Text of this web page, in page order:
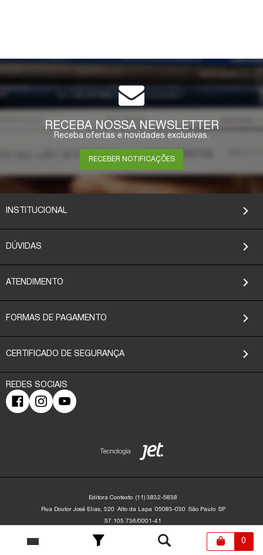
0
RECEBA NOSSA NEWSLETTER
Receba ofertas e novidades exclusivas.
RECEBER NOTIFICAÇÕES
INSTITUCIONAL
DÚVIDAS
ATENDIMENTO
FORMAS DE PAGAMENTO
CERTIFICADO DE SEGURANÇA
Editora Contexto (11) 3832-5838
Rua Doutor José Elias, 520 Alto da Lapa 05083-030 São Paulo SP
57.105.736/0001-41
Lapa - São Paulo/SP - 05083-030 | contato@editoracontexto.com.br | +55 11